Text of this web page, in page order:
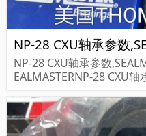
NP-28 CXU轴承参数
EALMASTERNP-28 CXU轴
P-...